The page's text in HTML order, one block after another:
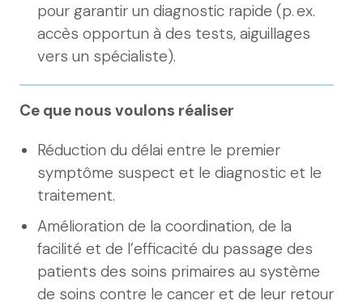
pour garantir un diagnostic rapide (p. ex.
accès opportun à des tests, aiguillages
vers un spécialiste).
Ce que nous voulons réaliser
Réduction du délai entre le premier
symptôme suspect et le diagnostic et le
traitement.
Amélioration de la coordination, de la
facilité et de l’efficacité du passage des
patients des soins primaires au système
de soins contre le cancer et de leur retour